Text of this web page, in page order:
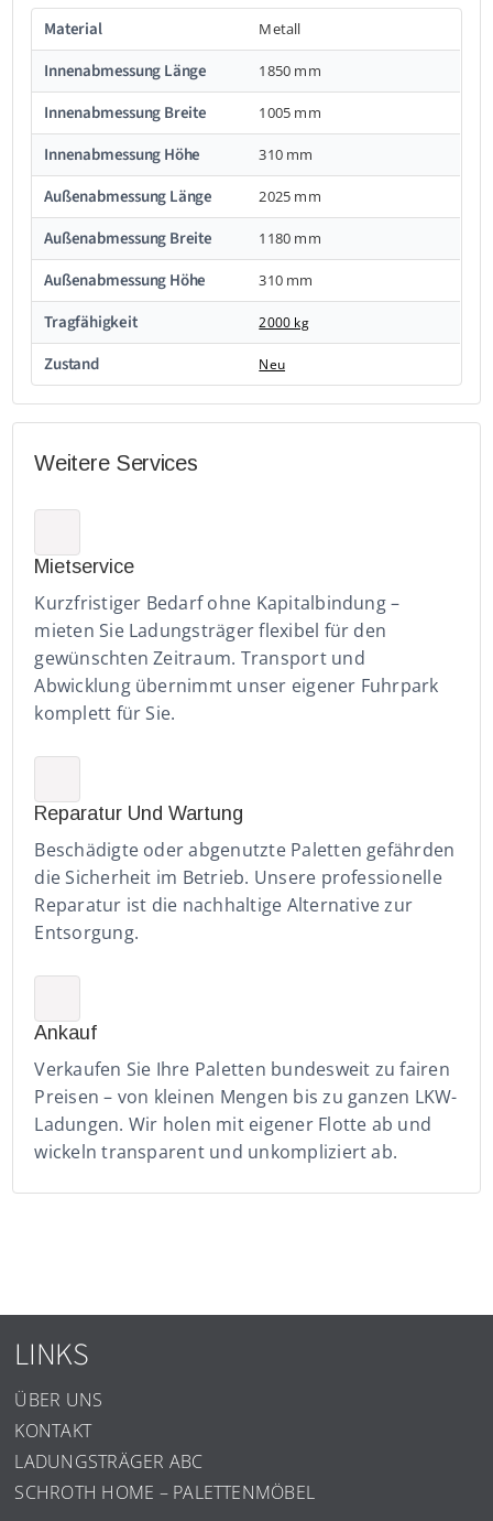
Material Metall
Innenabmessung Länge 1850 mm
Innenabmessung Breite 1005 mm
Innenabmessung Höhe 310 mm
Außenabmessung Länge 2025 mm
Außenabmessung Breite 1180 mm
Außenabmessung Höhe 310 mm
Tragfähigkeit 2000 kg
Zustand Neu
Weitere Services
Mietservice
Kurzfristiger Bedarf ohne Kapitalbindung –
mieten Sie Ladungsträger flexibel für den
gewünschten Zeitraum. Transport und
Abwicklung übernimmt unser eigener Fuhrpark
komplett für Sie.
Reparatur Und Wartung
Beschädigte oder abgenutzte Paletten gefährden
die Sicherheit im Betrieb. Unsere professionelle
Reparatur ist die nachhaltige Alternative zur
Entsorgung.
Ankauf
Verkaufen Sie Ihre Paletten bundesweit zu fairen
Preisen – von kleinen Mengen bis zu ganzen LKW-
Ladungen. Wir holen mit eigener Flotte ab und
wickeln transparent und unkompliziert ab.
LINKS
ÜBER UNS
KONTAKT
LADUNGSTRÄGER ABC
SCHROTH HOME – PALETTENMÖBEL